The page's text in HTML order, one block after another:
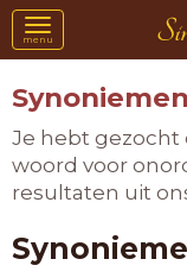
Toggle
navigation
menu
Je hebt gezocht
woord voor
resultaten uit